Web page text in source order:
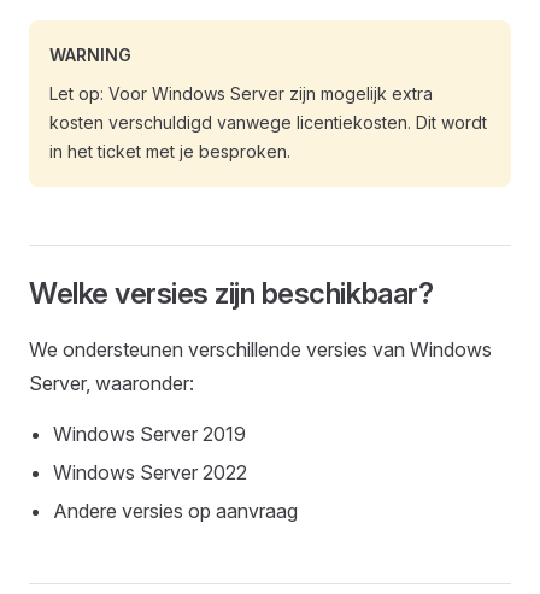
WARNING
Let op: Voor Windows Server zijn mogelijk extra
kosten verschuldigd vanwege licentiekosten. Dit wordt
in het ticket met je besproken.
Welke versies zijn beschikbaar?
We ondersteunen verschillende versies van Windows
Server, waaronder:
Windows Server 2019
Windows Server 2022
Andere versies op aanvraag